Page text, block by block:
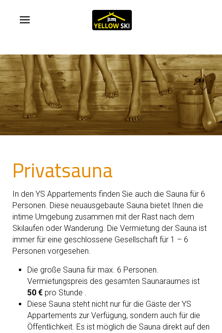
Privatsauna
In den YS Appartements finden Sie auch die Sauna für 6
Personen. Diese neuausgebaute Sauna bietet Ihnen die
intime Umgebung zusammen mit der Rast nach dem
Skilaufen oder Wanderung. Die Vermietung der Sauna ist
immer für eine geschlossene Gesellschaft für 1 – 6
Personen vorgesehen.
Die große Sauna für max. 6 Personen.
Vermietungspreis des gesamten Saunaraumes ist
50 € pro Stunde .
Diese Sauna steht nicht nur für die Gäste der YS
Appartements zur Verfügung, sondern auch für die
Öffentlichkeit. Es ist möglich die Sauna direkt auf den